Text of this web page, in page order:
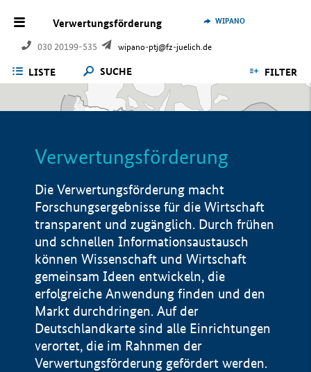
Verwertungsförderung
030 20199-535 wipano-ptj@fz-juelich.de
WIPANO
LISTE SUCHE FILTER
Verwertungsförderung
Die Verwertungsförderung macht
Forschungsergebnisse für die Wirtschaft
transparent und zugänglich. Durch frühen
und schnellen Informationsaustausch
können Wissenschaft und Wirtschaft
gemeinsam Ideen entwickeln, die
erfolgreiche Anwendung finden und den
Markt durchdringen. Auf der
Deutschlandkarte sind alle Einrichtungen
verortet, die im Rahnmen der
Verwertungsförderung gefördert werden.